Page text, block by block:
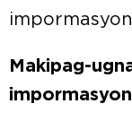
Makipag-